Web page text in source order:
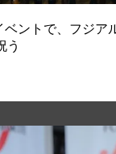
ントで、フジア
う